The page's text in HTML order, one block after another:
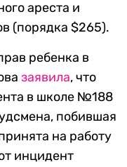
ареста и
(порядка $265).
ребенка в
заявила, что
в школе №188
побившая
на работу
инцидент